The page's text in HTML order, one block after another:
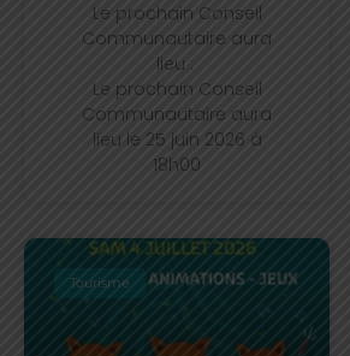
Le prochain Conseil
Communautaire aura
lieu :
Le prochain Conseil
Communautaire aura
lieu le 25 juin 2026 à
18h00
Tourisme